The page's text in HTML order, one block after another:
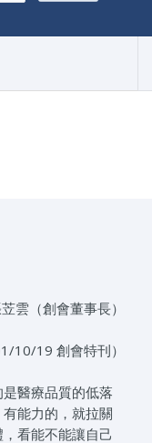
事長）
10/19 創會特刊）
醫療品質的低落
能力的，就拉關
看能不能讓自己